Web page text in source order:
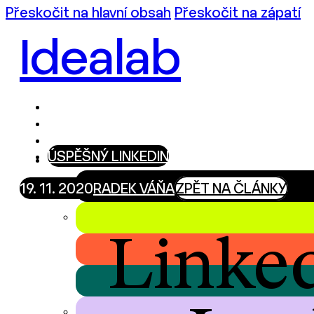
Přeskočit na hlavní obsah Přeskočit na zápatí
Idealab
ÚSPĚŠNÝ LINKEDIN
19. 11. 2020 RADEK VÁŇAZPĚT NA ČLÁNKY